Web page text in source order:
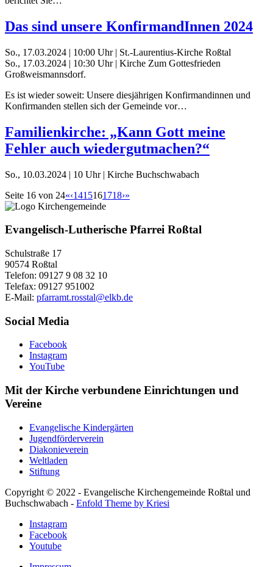
Das sind unsere KonfirmandInnen 2024
So., 17.03.2024 | 10:00 Uhr | St.-Laurentius-Kirche Roßtal
So., 17.03.2024 | 10:30 Uhr | Kirche Zum Gottesfrieden
Großweismannsdorf.
Es ist wieder soweit: Unsere diesjährigen Konfirmandinnen und
Konfirmanden stellen sich der Gemeinde vor…
Familienkirche: „Kann Gott meine
Fehler auch wiedergutmachen?“
So., 10.03.2024 | 10 Uhr | Kirche Buchschwabach
Seite 16 von 24«‹1415161718›»
Evangelisch-Lutherische Pfarrei Roßtal
Schulstraße 17
90574 Roßtal
Telefon: 09127 9 08 32 10
Telefax: 09127 951002
E-Mail: pfarramt.rosstal@elkb.de
Social Media
Facebook
Instagram
YouTube
Mit der Kirche verbundene Einrichtungen und
Vereine
Evangelische Kindergärten
Jugendförderverein
Diakonieverein
Weltladen
Stiftung
Copyright © 2022 - Evangelische Kirchengemeinde Roßtal und
Buchschwabach - Enfold Theme by Kriesi
Instagram
Facebook
Youtube